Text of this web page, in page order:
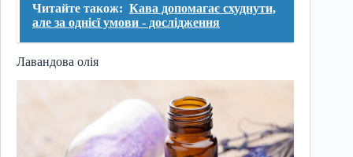
Читайте також: Кава допомагає схуднути,
але за однієї умови - дослідження
Лавандова олія